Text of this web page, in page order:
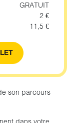
son parcours
GRATUIT
2 €
11,5 €